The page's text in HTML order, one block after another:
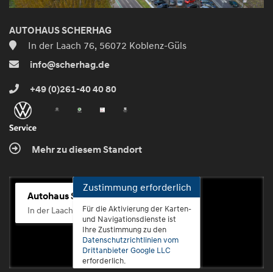
AUTOHAUS SCHERHAG
In der Laach 76, 56072 Koblenz-Güls
info@scherhag.de
+49 (0)261-40 40 80
Mehr zu diesem Standort
Autohaus Scherhag
In der Laach 76, 56072 Koblenz-Güls
Zustimmung erforderlich
Für die Aktivierung der Karten-
und Navigationsdienste ist
Ihre Zustimmung zu den
Datenschutzrichtlinien vom
Drittanbieter Google LLC
erforderlich.